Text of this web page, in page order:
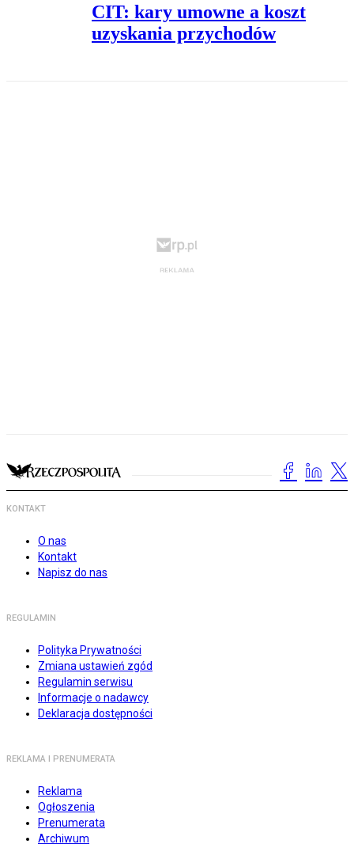
CIT: kary umowne a koszt
uzyskania przychodów
KONTAKT
O nas
Kontakt
Napisz do nas
REGULAMIN
Polityka Prywatności
Zmiana ustawień zgód
Regulamin serwisu
Informacje o nadawcy
Deklaracja dostępności
REKLAMA I PRENUMERATA
Reklama
Ogłoszenia
Prenumerata
Archiwum